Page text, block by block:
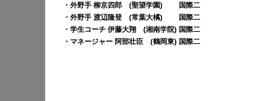
・外野手 柳京四郎 (聖望学園) 国際二
・外野手 渡辺隆登 (常葉大橘) 国際二
・学生コーチ 伊藤大翔 (湘南学院) 国際二
・マネージャー 阿部壮臣 (鶴岡東) 国際二